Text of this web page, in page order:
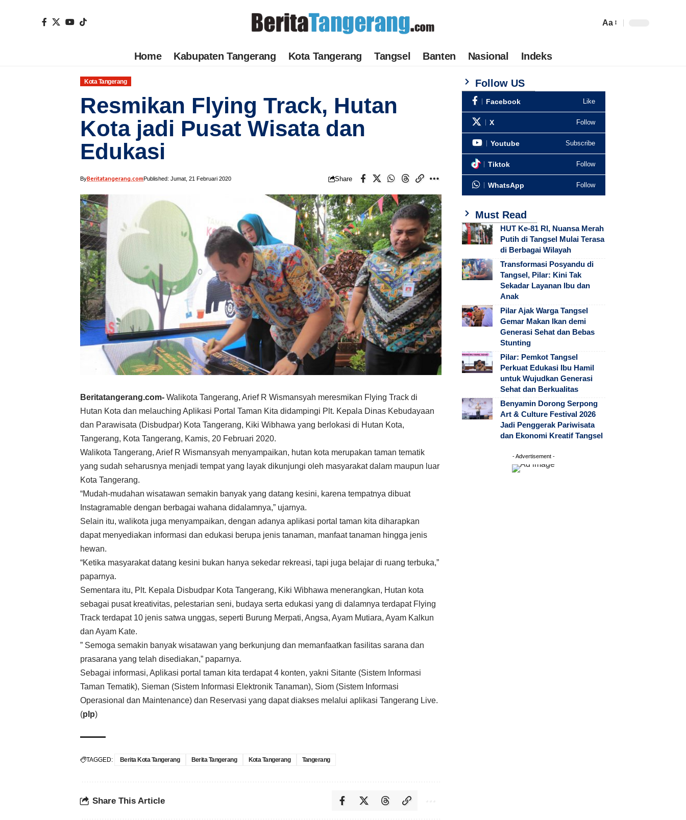
Aa
Home Kabupaten Tangerang Kota Tangerang Tangsel Banten Nasional Indeks
Kota Tangerang
Resmikan Flying Track, Hutan
Kota jadi Pusat Wisata dan
Edukasi
ByBeritatangerang.comPublished: Jumat, 21 Februari 2020 Share
Beritatangerang.com- Walikota Tangerang, Arief R Wismansyah meresmikan Flying Track di
Hutan Kota dan melauching Aplikasi Portal Taman Kita didampingi Plt. Kepala Dinas Kebudayaan
dan Parawisata (Disbudpar) Kota Tangerang, Kiki Wibhawa yang berlokasi di Hutan Kota,
Tangerang, Kota Tangerang, Kamis, 20 Februari 2020.
Walikota Tangerang, Arief R Wismansyah menyampaikan, hutan kota merupakan taman tematik
yang sudah seharusnya menjadi tempat yang layak dikunjungi oleh masyarakat dalam maupun luar
Kota Tangerang.
“Mudah-mudahan wisatawan semakin banyak yang datang kesini, karena tempatnya dibuat
Instagramable dengan berbagai wahana didalamnya,” ujarnya.
Selain itu, walikota juga menyampaikan, dengan adanya aplikasi portal taman kita diharapkan
dapat menyediakan informasi dan edukasi berupa jenis tanaman, manfaat tanaman hingga jenis
hewan.
“Ketika masyarakat datang kesini bukan hanya sekedar rekreasi, tapi juga belajar di ruang terbuka,”
paparnya.
Sementara itu, Plt. Kepala Disbudpar Kota Tangerang, Kiki Wibhawa menerangkan, Hutan kota
sebagai pusat kreativitas, pelestarian seni, budaya serta edukasi yang di dalamnya terdapat Flying
Track terdapat 10 jenis satwa unggas, seperti Burung Merpati, Angsa, Ayam Mutiara, Ayam Kalkun
dan Ayam Kate.
” Semoga semakin banyak wisatawan yang berkunjung dan memanfaatkan fasilitas sarana dan
prasarana yang telah disediakan,” paparnya.
Sebagai informasi, Aplikasi portal taman kita terdapat 4 konten, yakni Sitante (Sistem Informasi
Taman Tematik), Sieman (Sistem Informasi Elektronik Tanaman), Siom (Sistem Informasi
Operasional dan Maintenance) dan Reservasi yang dapat diakses melalui aplikasi Tangerang Live.
(plp)
TAGGED: Berita Kota Tangerang Berita Tangerang Kota Tangerang Tangerang
Share This Article
Follow US
Facebook Like
X Follow
Youtube Subscribe
Tiktok Follow
WhatsApp Follow
Must Read
HUT Ke-81 RI, Nuansa Merah
Putih di Tangsel Mulai Terasa
di Berbagai Wilayah
Transformasi Posyandu di
Tangsel, Pilar: Kini Tak
Sekadar Layanan Ibu dan
Anak
Pilar Ajak Warga Tangsel
Gemar Makan Ikan demi
Generasi Sehat dan Bebas
Stunting
Pilar: Pemkot Tangsel
Perkuat Edukasi Ibu Hamil
untuk Wujudkan Generasi
Sehat dan Berkualitas
Benyamin Dorong Serpong
Art & Culture Festival 2026
Jadi Penggerak Pariwisata
dan Ekonomi Kreatif Tangsel
- Advertisement -